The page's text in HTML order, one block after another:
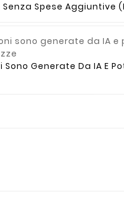
Senza Spese Aggiuntive
Generate Da IA E